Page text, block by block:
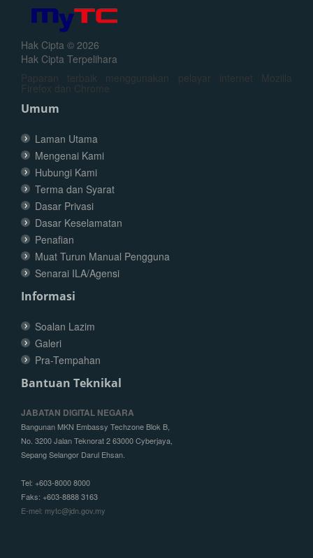
Hak Cipta © 2026
Hak Cipta Terpelihara
Paparan terbaik menggunakan pelayar internet Mozilla
Firefox dan Chrome
Umum
Laman Utama
Mengenai Kami
Hubungi Kami
Terma dan Syarat
Dasar Privasi
Dasar Keselamatan
Penafian
Muat Turun Manual Pengguna
Senarai ILA/Agensi
Informasi
Soalan Lazim
Galeri
Pra-Tempahan
Bantuan Teknikal
JABATAN DIGITAL NEGARA
Bangunan MKN Embassy Techzone Blok B,
No. 3200 Jalan Teknorat 2 63000 Cyberjaya,
Sepang Selangor Darul Ehsan.
Tel: +603-8000 8000
Faks: +603-8888 3163
E-mel: mytc@jdn.gov.my